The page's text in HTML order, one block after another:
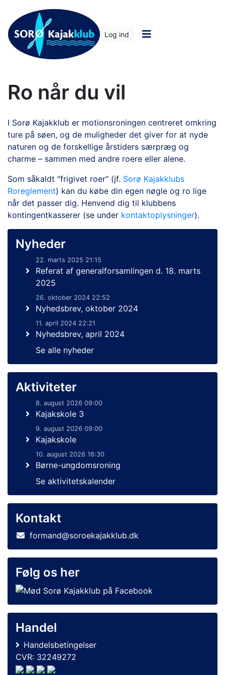
Log ind
Ro når du vil
I Sorø Kajakklub er motionsroningen centreret omkring
ture på søen, og de muligheder det giver for at nyde
naturen og de forskellige årstiders særpræg og
charme – sammen med andre roere eller alene.
Som såkaldt "frigivet roer" (jf. Sorø Kajakklubs
Roreglement) kan du købe din egen nøgle og ro lige
når det passer dig. Henvend dig til klubbens
kontingentkasserer (se under kontaktoplysninger).
Nyheder
22. marts 2025 21:15
Referat af generalforsamlingen d. 18. marts
2025
26. oktober 2024 22:52
Nyhedsbrev, oktober 2024
11. april 2024 22:21
Nyhedsbrev, april 2024
Se alle nyheder
Aktiviteter
8. august 2026 09:00
Kajakskole 3
9. august 2026 09:00
Kajakskole
10. august 2026 16:30
Børne-ungdomsroning
Se aktivitetskalender
Kontakt
formand@soroekajakklub.dk
Følg os her
Handel
Handelsbetingelser
CVR: 32249272